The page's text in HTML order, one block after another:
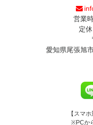
営業
定
愛知県尾張旭
【スマ
※PCか